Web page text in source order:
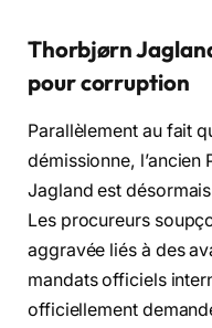
Thorbjørn
pour corruption
Parallèlement au fait
démissionne,
Jagland est
Les procureurs
aggravée liés à des
mandats officiels
officiellement